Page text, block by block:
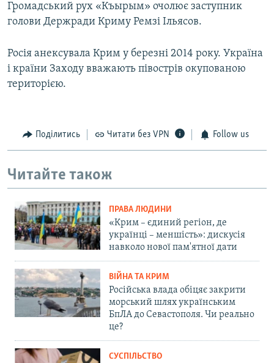
Громадський рух «Къырым» очолює заступник
голови Держради Криму Ремзі Ільясов.
Росія анексувала Крим у березні 2014 року. Україна
і країни Заходу вважають півострів окупованою
територією.
Поділитись Читати без VPN Follow us
Читайте також
ПРАВА ЛЮДИНИ
«Крим – єдиний регіон, де
українці – меншість»: дискусія
навколо нової пам'ятної дати
ВІЙНА ТА КРИМ
Російська влада обіцяє закрити
морський шлях українським
БпЛА до Севастополя. Чи реально
це?
СУСПІЛЬСТВО